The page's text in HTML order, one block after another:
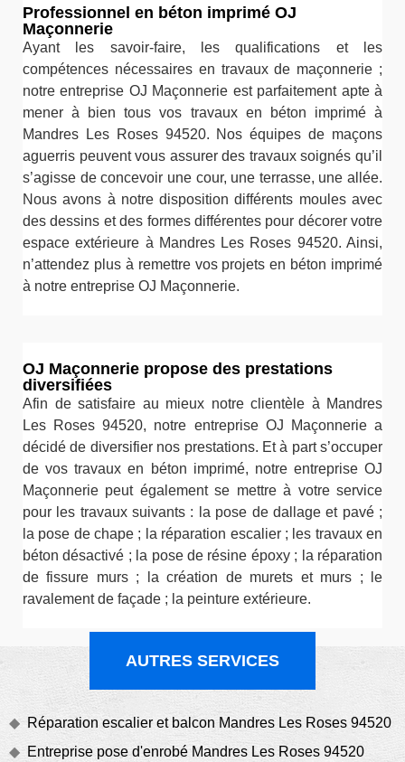
Professionnel en béton imprimé OJ
Maçonnerie
Ayant les savoir-faire, les qualifications et les
compétences nécessaires en travaux de maçonnerie ;
notre entreprise OJ Maçonnerie est parfaitement apte à
mener à bien tous vos travaux en béton imprimé à
Mandres Les Roses 94520. Nos équipes de maçons
aguerris peuvent vous assurer des travaux soignés qu’il
s’agisse de concevoir une cour, une terrasse, une allée.
Nous avons à notre disposition différents moules avec
des dessins et des formes différentes pour décorer votre
espace extérieure à Mandres Les Roses 94520. Ainsi,
n’attendez plus à remettre vos projets en béton imprimé
à notre entreprise OJ Maçonnerie.
OJ Maçonnerie propose des prestations
diversifiées
Afin de satisfaire au mieux notre clientèle à Mandres
Les Roses 94520, notre entreprise OJ Maçonnerie a
décidé de diversifier nos prestations. Et à part s’occuper
de vos travaux en béton imprimé, notre entreprise OJ
Maçonnerie peut également se mettre à votre service
pour les travaux suivants : la pose de dallage et pavé ;
la pose de chape ; la réparation escalier ; les travaux en
béton désactivé ; la pose de résine époxy ; la réparation
de fissure murs ; la création de murets et murs ; le
ravalement de façade ; la peinture extérieure.
AUTRES SERVICES
Réparation escalier et balcon Mandres Les Roses 94520
Entreprise pose d'enrobé Mandres Les Roses 94520